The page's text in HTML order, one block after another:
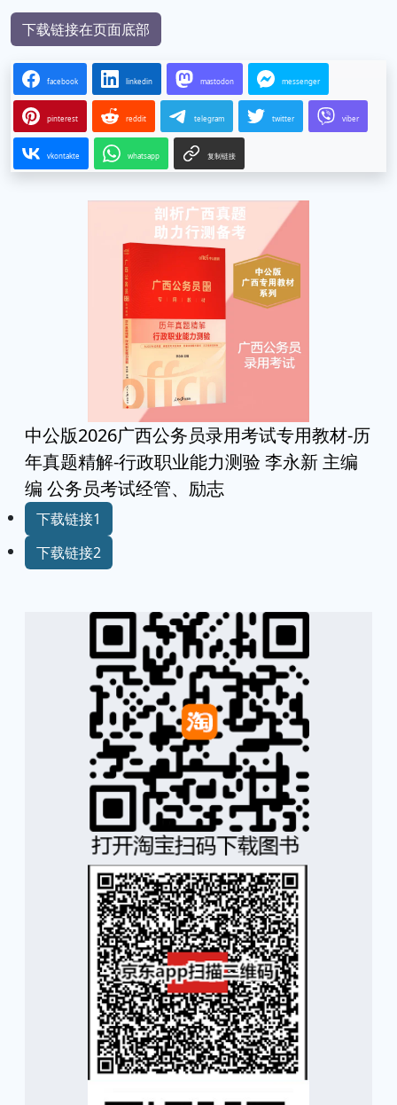
下载链接在页面底部
facebook linkedin mastodon messenger
pinterest reddit telegram twitter viber
vkontakte whatsapp 复制链接
中公版2026广西公务员录用考试专用教材-历
年真题精解-行政职业能力测验 李永新 主编
编 公务员考试经管、励志
下载链接1
下载链接2